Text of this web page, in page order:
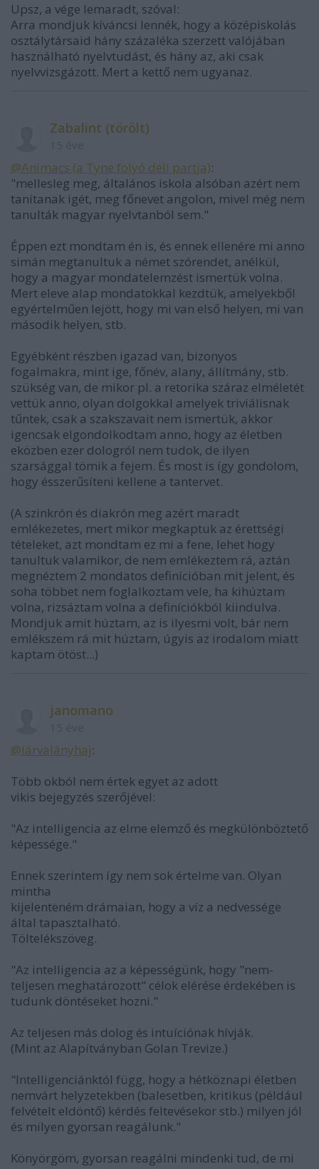
Upsz, a vége lemaradt, szóval:
Arra mondjuk kíváncsi lennék, hogy a középiskolás
osztálytársaid hány százaléka szerzett valójában
használható nyelvtudást, és hány az, aki csak
nyelvvizsgázott. Mert a kettő nem ugyanaz.
Zabalint (törölt)
@Animacs (a Tyne folyó déli partja):
"mellesleg meg, általános iskola alsóban azért nem
tanítanak igét, meg főnevet angolon, mivel még nem
tanulták magyar nyelvtanból sem."
Éppen ezt mondtam én is, és ennek ellenére mi anno
simán megtanultuk a német szórendet, anélkül,
hogy a magyar mondatelemzést ismertük volna.
Mert eleve alap mondatokkal kezdtük, amelyekből
egyértelműen lejött, hogy mi van első helyen, mi van
második helyen, stb.
Egyébként részben igazad van, bizonyos
fogalmakra, mint ige, főnév, alany, állítmány, stb.
szükség van, de mikor pl. a retorika száraz elméletét
vettük anno, olyan dolgokkal amelyek triviálisnak
tűntek, csak a szakszavait nem ismertük, akkor
igencsak elgondolkodtam anno, hogy az életben
eközben ezer dologról nem tudok, de ilyen
szarsággal tömik a fejem. És most is így gondolom,
hogy ésszerűsíteni kellene a tantervet.
(A szinkrón és diakrón meg azért maradt
emlékezetes, mert mikor megkaptuk az érettségi
tételeket, azt mondtam ez mi a fene, lehet hogy
tanultuk valamikor, de nem emlékeztem rá, aztán
megnéztem 2 mondatos definícióban mit jelent, és
soha többet nem foglalkoztam vele, ha kihúztam
volna, rizsáztam volna a definíciókból kiindulva.
Mondjuk amit húztam, az is ilyesmi volt, bár nem
emlékszem rá mit húztam, úgyis az irodalom miatt
kaptam ötöst...)
janomano
@lárvalányhaj:
Több okból nem értek egyet az adott
vikis bejegyzés szerőjével:
"Az intelligencia az elme elemző és megkülönböztető
képessége."
Ennek szerintem így nem sok értelme van. Olyan
mintha
kijelenteném drámaian, hogy a víz a nedvessége
által tapasztalható.
Töltelékszöveg.
"Az intelligencia az a képességünk, hogy "nem-
teljesen meghatározott" célok elérése érdekében is
tudunk döntéseket hozni."
Az teljesen más dolog és intuíciónak hívják.
(Mint az Alapítványban Golan Trevize.)
"Intelligenciánktól függ, hogy a hétköznapi életben
nemvárt helyzetekben (balesetben, kritikus (például
felvételt eldöntő) kérdés feltevésekor stb.) milyen jól
és milyen gyorsan reagálunk."
Könyörgöm, gyorsan reagálni mindenki tud, de mi